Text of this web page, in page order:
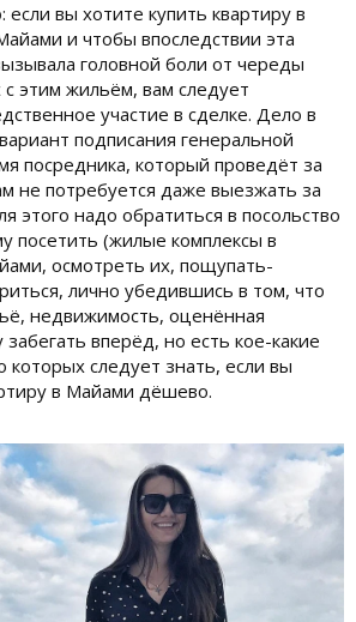
вы хотите купить квартиру в
и чтобы впоследствии эта
головной боли от череды
этим жильём, вам следует
участие в сделке. Дело в
подписания генеральной
посредника, который проведёт за
не потребуется даже выезжать за
этого надо обратиться в посольство
(жилые комплексы в
осмотреть их, пощупать-
лично убедившись в том, что
недвижимость, оценённая
вперёд, но есть кое-какие
следует знать, если вы
в Майами дёшево.